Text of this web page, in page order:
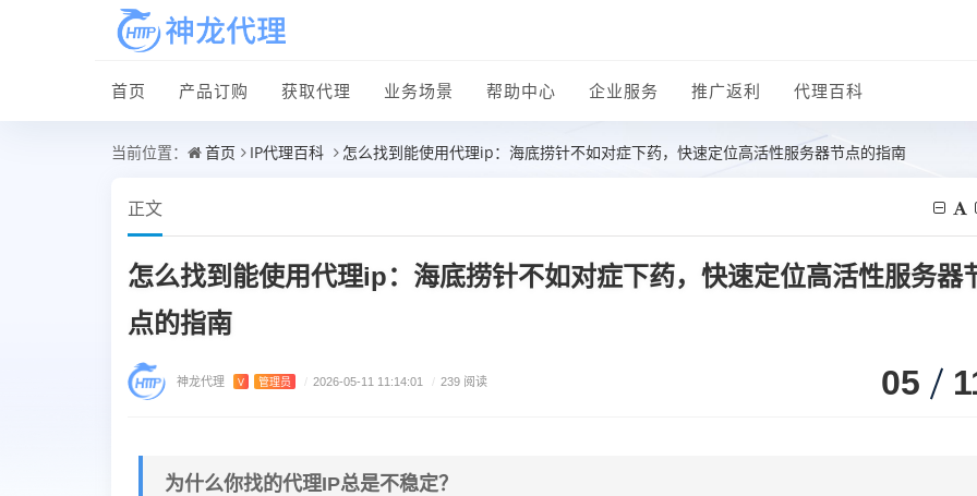
首页 产品订购 获取代理 业务场景 帮助中心 企业服务 推广返利 代理百科
当前位置： 首页 IP代理百科 怎么找到能使用代理ip：海底捞针不如对症下药，快速定位高活性服务器节点的指南
正文
怎么找到能使用代理ip：海底捞针不如对症下药，快速定位高活性服务器
点的指南
神龙代理 V 管理员 / 2026-05-11 11:14:01 / 239 阅读 05
为什么你找的代理IP总是不稳定？